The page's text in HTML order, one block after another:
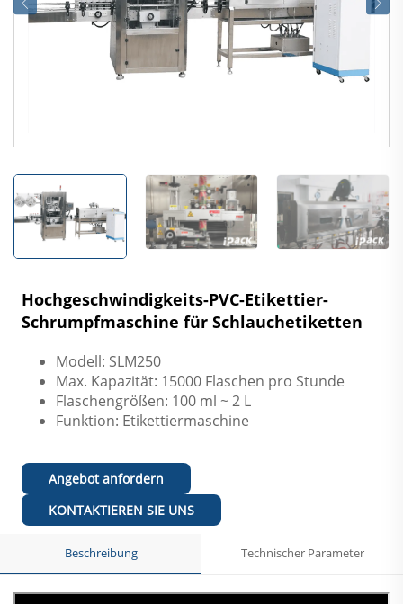
Hochgeschwindigkeits-PVC-Etikettier-
Schrumpfmaschine für Schlauchetiketten
Modell: SLM250
Max. Kapazität: 15000 Flaschen pro Stunde
Flaschengrößen: 100 ml ~ 2 L
Funktion: Etikettiermaschine
Angebot anfordern
KONTAKTIEREN SIE UNS
Beschreibung Technischer Parameter